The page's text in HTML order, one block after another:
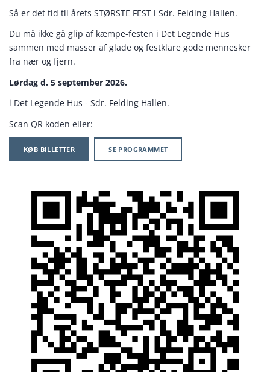
Så er det tid til årets STØRSTE FEST i Sdr. Felding Hallen.
Du må ikke gå glip af kæmpe-festen i Det Legende Hus
sammen med masser af glade og festklare gode mennesker
fra nær og fjern.
Lørdag d. 5 september 2026.
i Det Legende Hus - Sdr. Felding Hallen.
Scan QR koden eller:
KØB BILLETTER SE PROGRAMMET